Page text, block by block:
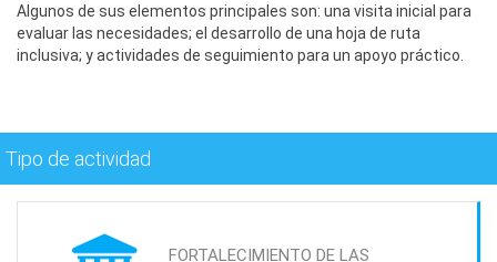
Algunos de sus elementos principales son: una visita inicial para
evaluar las necesidades; el desarrollo de una hoja de ruta
inclusiva; y actividades de seguimiento para un apoyo práctico.
Tipo de actividad
FORTALECIMIENTO DE LAS